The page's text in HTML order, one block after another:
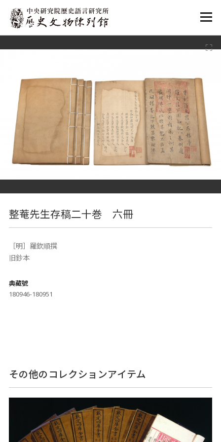
:::
整菴先生存稿二十巻 六冊
［明］羅欽順撰
旧鈔本
典藏號
180946-180951
その他のコレクションアイテム